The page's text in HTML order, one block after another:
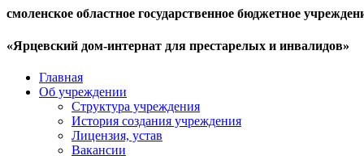
смоленское областное государственное бюджетное
«Ярцевский дом-интернат для престарелых и инвалидов»
Главная
Об учреждении
Структура учреждения
История создания учреждения
Лицензия, устав
Вакансии